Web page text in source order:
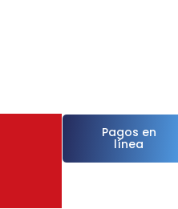
Pagos en
línea